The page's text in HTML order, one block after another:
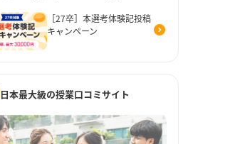
［27卒］本選考体験記投稿
キャンペーン
日本最大級の授業口コミサイト